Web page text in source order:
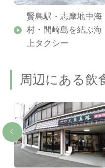
賢島駅・志摩地中海
村・間崎島を結ぶ海
上タクシー
周辺にある飲